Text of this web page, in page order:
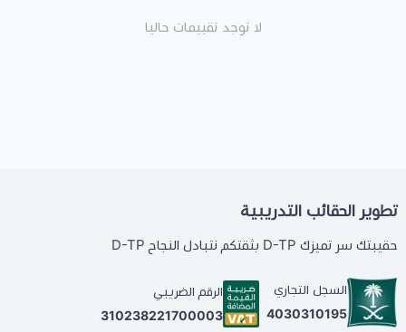
لا توجد تقييمات حاليا
تطوير الحقائب التدريبية
حقيبتك سر تميزك D-TP بثقتكم نتبادل النجاح D-TP
السجل التجاري
4030310195
الرقم الضريبي
310238221700003